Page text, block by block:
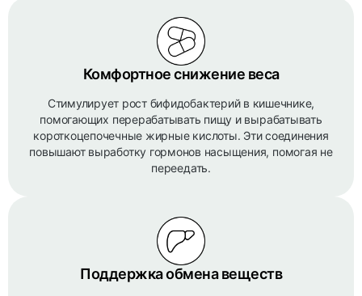
Комфортное снижение веса
Стимулирует рост бифидобактерий в кишечнике,
помогающих перерабатывать пищу и вырабатывать
короткоцепочечные жирные кислоты. Эти соединения
повышают выработку гормонов насыщения, помогая не
переедать.
Поддержка обмена веществ